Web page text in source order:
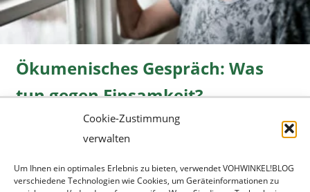
Cookie-Zustimmung
verwalten
Um Ihnen ein optimales Erlebnis zu bieten, verwendet VOHWINKEL!BLOG
verschiedene Technologien wie Cookies, um Geräteinformationen zu
Ökumenisches Gespräch: Was
tun gegen Einsamkeit?
» mehr...